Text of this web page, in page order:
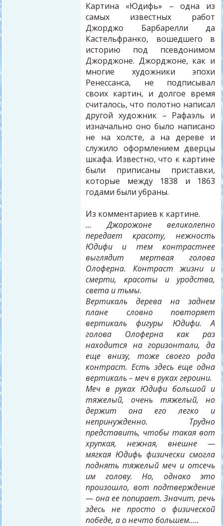
Картина «Юдифь» – одна из
самых известных работ
Джорджо Барбарелли да
Кастельфранко, вошедшего в
историю под псевдонимом
Джорджоне. Джорджоне, как и
многие художники эпохи
Ренессанса, не подписывал
своих картин, и долгое время
считалось, что полотно написал
другой художник – Рафаэль и
изначально оно было написано
не на холсте, а на дереве и
служило оформлением дверцы
шкафа. Известно, что к картине
были приписаны приставки,
которые между 1838 и 1863
годами были убраны.
Из комментариев к картине.
... Джорожоне великолепно
передает красоту, нежность
Юдифи и тем контрастнее
выглядит мертвая голова
Олоферна. Контраст жизни и
смерти, красоты и уродства,
света и тьмы.
Вертикаль дерева на заднем
плане словно повторяет
вертикаль фигуры Юдифи. А
голова Олоферна как раз
находится на горизонтали, да
еще внизу, тоже своего рода
контраст. Есть здесь еще одна
вертикаль – меч в руках героини.
Меч в руках Юдифи большой и
тяжелый, очень тяжелый, но
держит она его легко и
непринужденно. Трудно
представить, чтобы такая вот
хрупкая, нежная, внешне —
мягкая Юдифь физически смогла
поднять тяжелый меч и отсечь
им голову. Но, однако это
произошло, вот подтверждение
— она ее попирает. Значит, речь
здесь не просто о физической
победе, а о нечто большем.....